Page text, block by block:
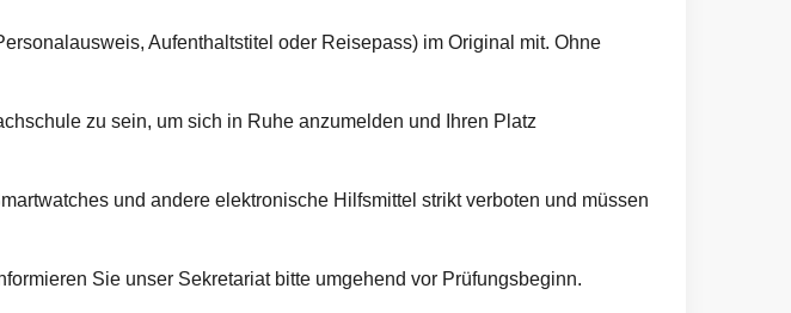
Aufenthaltstitel oder Reisepass) im Original mit. Ohne
zu sein, um sich in Ruhe anzumelden und Ihren Platz
und andere elektronische Hilfsmittel strikt verboten und müssen
Sie unser Sekretariat bitte umgehend vor Prüfungsbeginn.